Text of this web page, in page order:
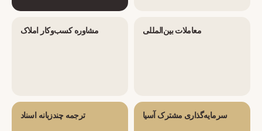
مشاوره کسب‌وکار املاک معاملات بین‌المللی
ترجمه چندزبانه اسناد سرمایه‌گذاری مشترک آسیا